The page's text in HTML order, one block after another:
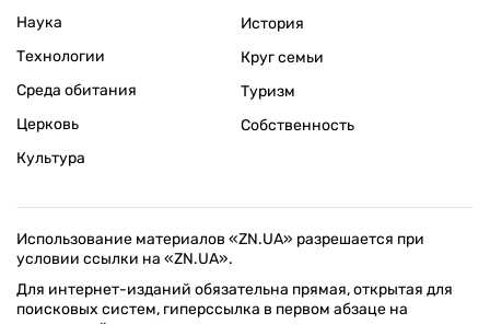
Наука
Технологии
Среда обитания
Церковь
Культура
История
Круг семьи
Туризм
Собственность
Использование материалов «ZN.UA» разрешается при
условии ссылки на «ZN.UA».
Для интернет-изданий обязательна прямая, открытая для
поисковых систем, гиперссылка в первом абзаце на